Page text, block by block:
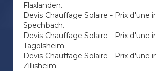
Flaxlanden.
Devis Chauffage Solaire - Prix d'une
Spechbach.
Devis Chauffage Solaire - Prix d'une
Tagolsheim.
Devis Chauffage Solaire - Prix d'une
Zillisheim.